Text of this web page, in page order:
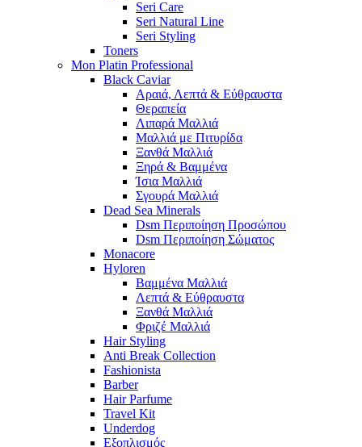
Seri Care
Seri Natural Line
Seri Styling
Toners
Mon Platin Professional
Black Caviar
Αραιά, Λεπτά & Εύθραυστα
Θεραπεία
Λιπαρά Μαλλιά
Μαλλιά με Πιτυρίδα
Ξανθά Μαλλιά
Ξηρά & Βαμμένα
Ίσια Μαλλιά
Σγουρά Μαλλιά
Dead Sea Minerals
Dsm Περιποίηση Προσώπου
Dsm Περιποίηση Σώματος
Monacore
Hyloren
Βαμμένα Μαλλιά
Λεπτά & Εύθραυστα
Ξανθά Μαλλιά
Φριζέ Μαλλιά
Hair Styling
Anti Break Collection
Fashionista
Barber
Hair Parfume
Travel Kit
Underdog
Εξοπλισμός